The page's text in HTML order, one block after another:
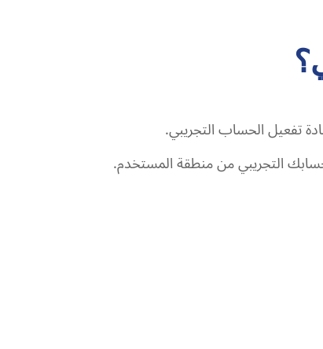
التجريبي من منطقة المستخدم.